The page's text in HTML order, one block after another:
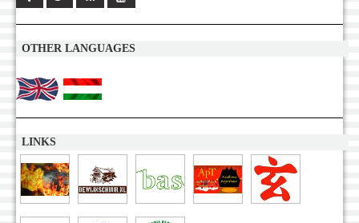
OTHER LANGUAGES
LINKS